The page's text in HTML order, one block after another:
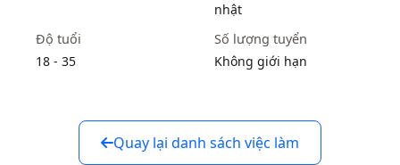
nhật
Độ tuổi
18 - 35
Số lượng tuyển
Không giới hạn
Quay lại danh sách việc làm